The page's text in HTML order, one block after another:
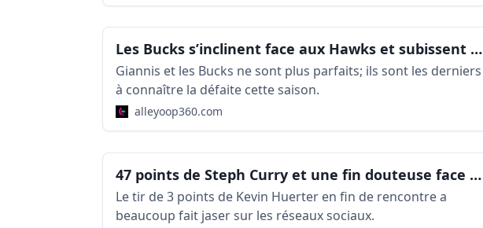
Les Bucks s’inclinent face aux Hawks et subissent leur première défaite
Giannis et les Bucks ne sont plus parfaits; ils sont les derniers
à connaître la défaite cette saison.
alleyoop360.com
47 points de Steph Curry et une fin douteuse face aux Kings | AlleyOop360
Le tir de 3 points de Kevin Huerter en fin de rencontre a
beaucoup fait jaser sur les réseaux sociaux.